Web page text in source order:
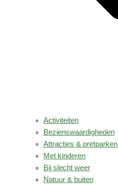
Activiteiten
Bezienswaardigheden
Attracties & pretparken
Met kinderen
Bij slecht weer
Natuur & buiten